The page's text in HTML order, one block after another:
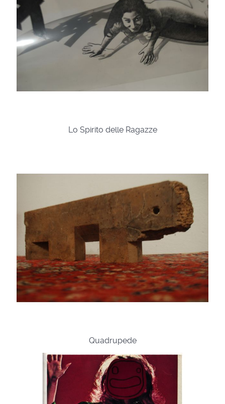
Lo Spirito delle Ragazze
Quadrupede